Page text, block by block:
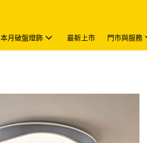
本月破盤燈飾 最新上市 門市與服務